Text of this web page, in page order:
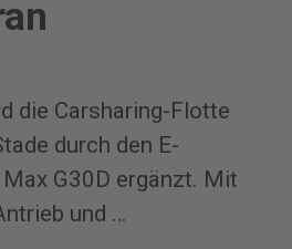
die Carsharing-Flotte
durch den E-
G30D ergänzt. Mit
und …